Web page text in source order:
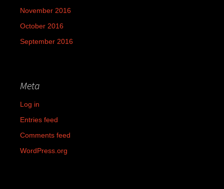
November 2016
October 2016
September 2016
Meta
Log in
Entries feed
Comments feed
WordPress.org